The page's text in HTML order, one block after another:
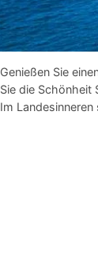
Genießen Sie
Sie die Schönheit
Im